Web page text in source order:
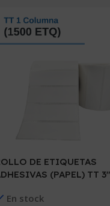
DE ETIQUETAS
(PAPEL) TT
X 25 MM)
En stock